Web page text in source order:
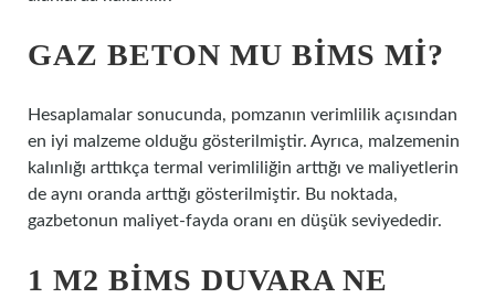
GAZ BETON MU BIMS MI?
Hesaplamalar sonucunda, pomzanın verimlilik açısından
en iyi malzeme olduğu gösterilmiştir. Ayrıca, malzemenin
kalınlığı arttıkça termal verimliliğin arttığı ve maliyetlerin
de aynı oranda arttığı gösterilmiştir. Bu noktada,
gazbetonun maliyet-fayda oranı en düşük seviyededir.
1 M2 BIMS DUVARA NE